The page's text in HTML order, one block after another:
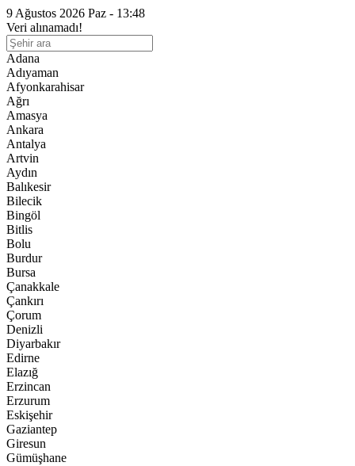
9 Ağustos 2026 Paz - 13:48
Veri alınamadı!
Adana
Adıyaman
Afyonkarahisar
Ağrı
Amasya
Ankara
Antalya
Artvin
Aydın
Balıkesir
Bilecik
Bingöl
Bitlis
Bolu
Burdur
Bursa
Çanakkale
Çankırı
Çorum
Denizli
Diyarbakır
Edirne
Elazığ
Erzincan
Erzurum
Eskişehir
Gaziantep
Giresun
Gümüşhane